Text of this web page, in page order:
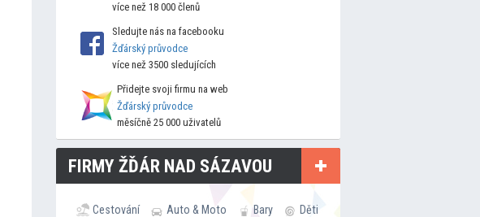
více než 18 000 členů
Sledujte nás na facebooku
Žďárský průvodce
více než 3500 sledujících
Přidejte svoji firmu na web
Žďárský průvodce
měsíčně 25 000 uživatelů
FIRMY ŽĎÁR NAD SÁZAVOU
Cestování Auto & Moto Bary
Děti